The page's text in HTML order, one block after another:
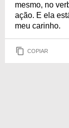
mesmo, no
ação. E ela
meu carinho.
COPIAR